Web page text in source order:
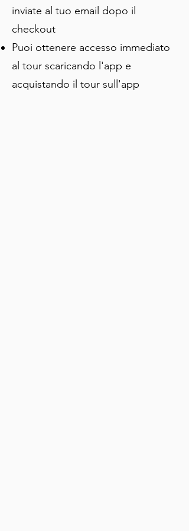
mappa fino alla prossima tappa, dove
ti presenterò un orso molto famoso.
inviate al tuo email dopo il
checkout
Puoi ottenere accesso immediato
al tour scaricando l'app e
acquistando il tour sull'app